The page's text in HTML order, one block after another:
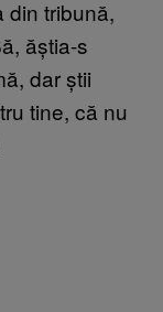
din tribună,
ăștia-s
dar știi
tine, că nu